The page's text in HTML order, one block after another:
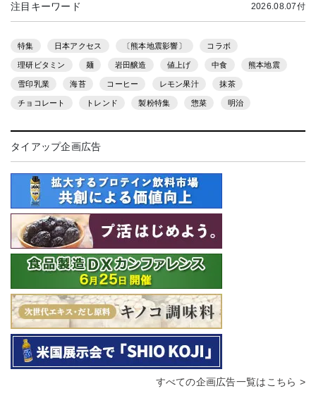
注目キーワード 2026.08.07付
特集 日本アクセス 〔熊本地震影響〕 コラボ
理研ビタミン 麺 岩田醸造 値上げ 中食 熊本地震
雪印乳業 海苔 コーヒー レモン果汁 抹茶
チョコレート トレンド 製粉特集 惣菜 明治
タイアップ企画広告
すべての企画広告一覧はこちら >